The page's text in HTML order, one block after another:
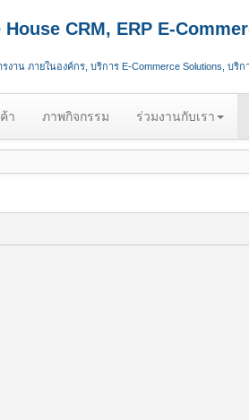
CRM, ERP E-
าน ภายในองค์กร, บริการ E-Commerce Solutions, บริ
า ภาพกิจกรรม ร่วมงานกับเรา